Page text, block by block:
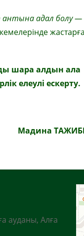
антына адал болу—
жастарға
шара алдын ала
елеулі ескерту.
Мадина
ауданы, Алға